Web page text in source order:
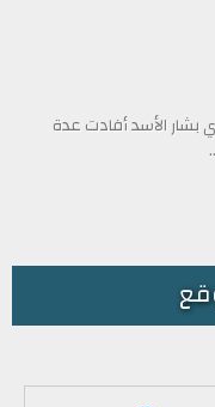
بشار الأسد أفادت عدة